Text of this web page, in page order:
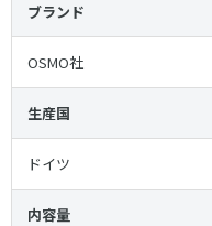
ブランド
OSMO社
生産国
ドイツ
内容量